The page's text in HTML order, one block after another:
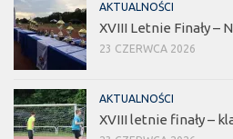
AKTUALNOŚCI
XVIII Letnie Finały –
23 CZERWCA 2026
AKTUALNOŚCI
XVIII letnie finały –